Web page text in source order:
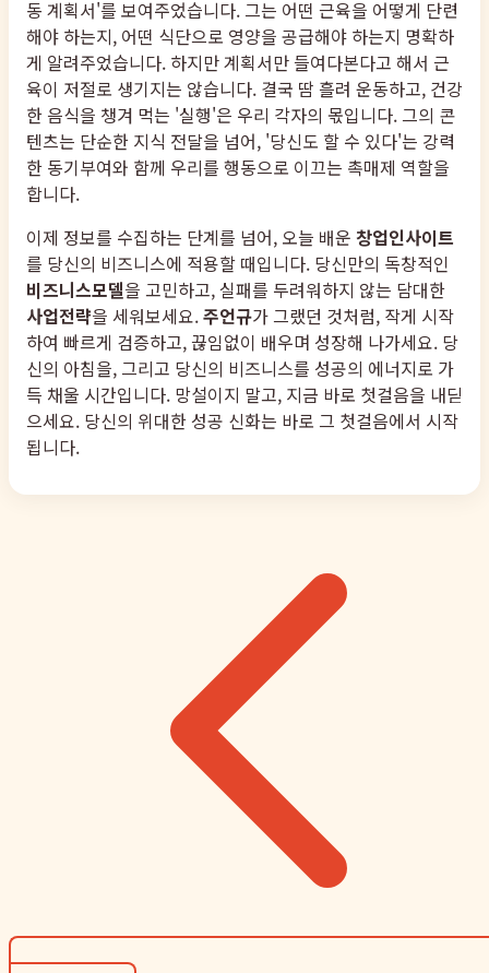
동 계획서'를 보여주었습니다. 그는 어떤 근육을 어떻게 단련
해야 하는지, 어떤 식단으로 영양을 공급해야 하는지 명확하
게 알려주었습니다. 하지만 계획서만 들여다본다고 해서 근
육이 저절로 생기지는 않습니다. 결국 땀 흘려 운동하고, 건강
한 음식을 챙겨 먹는 '실행'은 우리 각자의 몫입니다. 그의 콘
텐츠는 단순한 지식 전달을 넘어, '당신도 할 수 있다'는 강력
한 동기부여와 함께 우리를 행동으로 이끄는 촉매제 역할을
합니다.
이제 정보를 수집하는 단계를 넘어, 오늘 배운 창업인사이트
를 당신의 비즈니스에 적용할 때입니다. 당신만의 독창적인
비즈니스모델을 고민하고, 실패를 두려워하지 않는 담대한
사업전략을 세워보세요.주언규가 그랬던 것처럼, 작게 시작
하여 빠르게 검증하고, 끊임없이 배우며 성장해 나가세요. 당
신의 아침을, 그리고 당신의 비즈니스를 성공의 에너지로 가
득 채울 시간입니다. 망설이지 말고, 지금 바로 첫걸음을 내딛
으세요. 당신의 위대한 성공 신화는 바로 그 첫걸음에서 시작
됩니다.